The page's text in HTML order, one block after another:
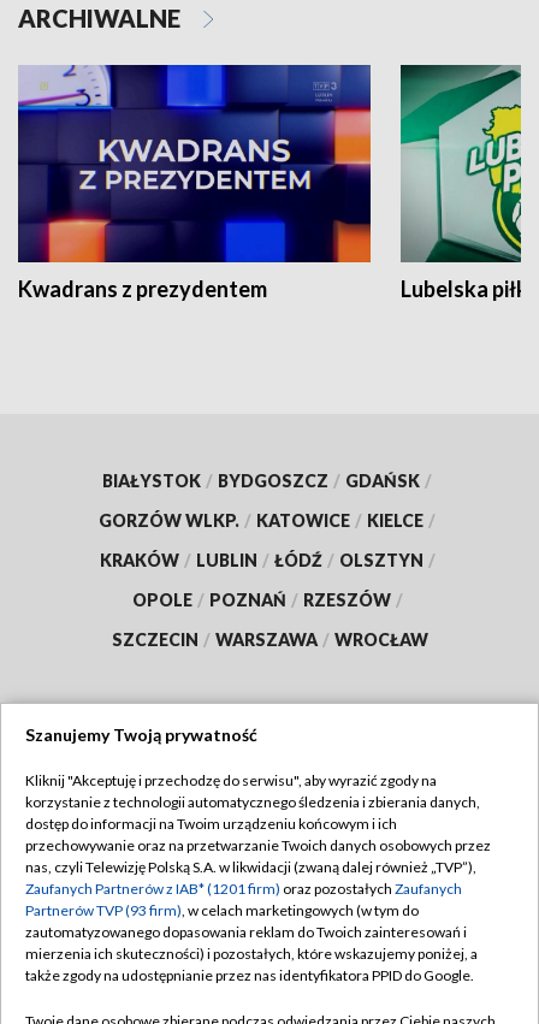
ARCHIWALNE
Kwadrans z prezydentem Lubelska piłka
BIAŁYSTOK / BYDGOSZCZ / GDAŃSK /
GORZÓW WLKP. / KATOWICE / KIELCE /
KRAKÓW / LUBLIN / ŁÓDŹ / OLSZTYN /
OPOLE / POZNAŃ / RZESZÓW /
SZCZECIN / WARSZAWA / WROCŁAW
TVP
Abonament TVP
Emisja w TVP
Centrum informacji TVP
Naziemna Telewizja Cyfrowa
Regulamin TVP
Polityka prywatności
Moje zgody
Pomoc
Szanujemy Twoją prywatność
Kliknij "Akceptuję i przechodzę do serwisu", aby wyrazić zgody na
korzystanie z technologii automatycznego śledzenia i zbierania danych,
dostęp do informacji na Twoim urządzeniu końcowym i ich
przechowywanie oraz na przetwarzanie Twoich danych osobowych przez
nas, czyli Telewizję Polską S.A. w likwidacji (zwaną dalej również „TVP”),
Zaufanych Partnerów z IAB* (1201 firm) oraz pozostałych Zaufanych
Partnerów TVP (93 firm), w celach marketingowych (w tym do
zautomatyzowanego dopasowania reklam do Twoich zainteresowań i
mierzenia ich skuteczności) i pozostałych, które wskazujemy poniżej, a
także zgody na udostępnianie przez nas identyfikatora PPID do Google.